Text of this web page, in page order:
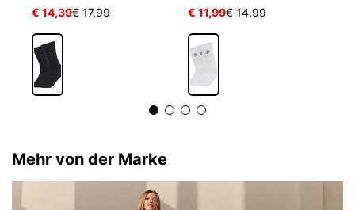
€ 14,39€ 17,99 € 11,99€ 14,99
Mehr von der Marke